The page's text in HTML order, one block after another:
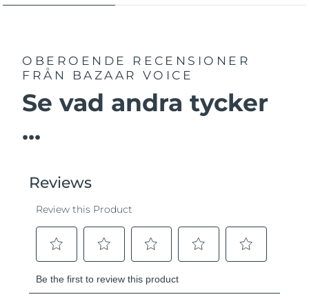
OBEROENDE RECENSIONER
FRÅN BAZAAR VOICE
Se vad andra tycker
...